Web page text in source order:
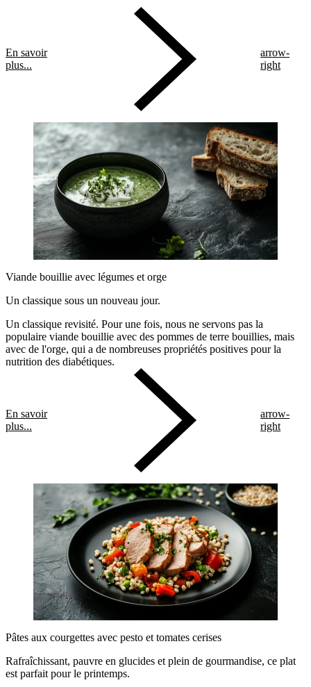
En savoir
plus...
arrow-
right
Viande bouillie avec légumes et orge
Un classique sous un nouveau jour.
Un classique revisité. Pour une fois, nous ne servons pas la
populaire viande bouillie avec des pommes de terre bouillies, mais
avec de l'orge, qui a de nombreuses propriétés positives pour la
nutrition des diabétiques.
En savoir
plus...
arrow-
right
Pâtes aux courgettes avec pesto et tomates cerises
Rafraîchissant, pauvre en glucides et plein de gourmandise, ce plat
est parfait pour le printemps.